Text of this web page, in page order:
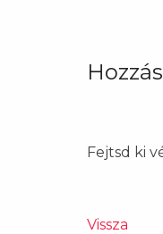
Fejtsd ki
Vissza